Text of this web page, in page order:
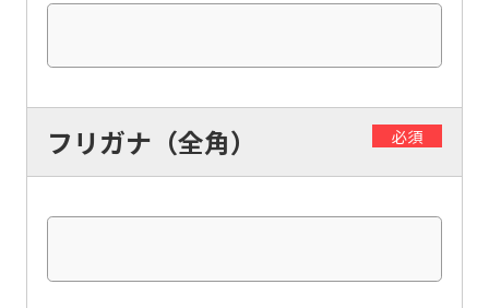
フリガナ（全角） 必須